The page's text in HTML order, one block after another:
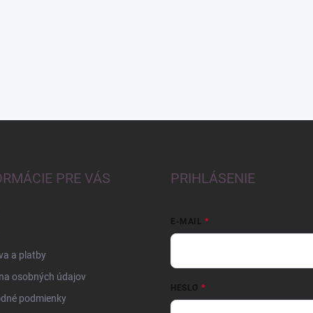
PRE VÁS
a platby
osobných údajov
podmienky
PRIHLÁSENIE
E-MAIL
HESLO